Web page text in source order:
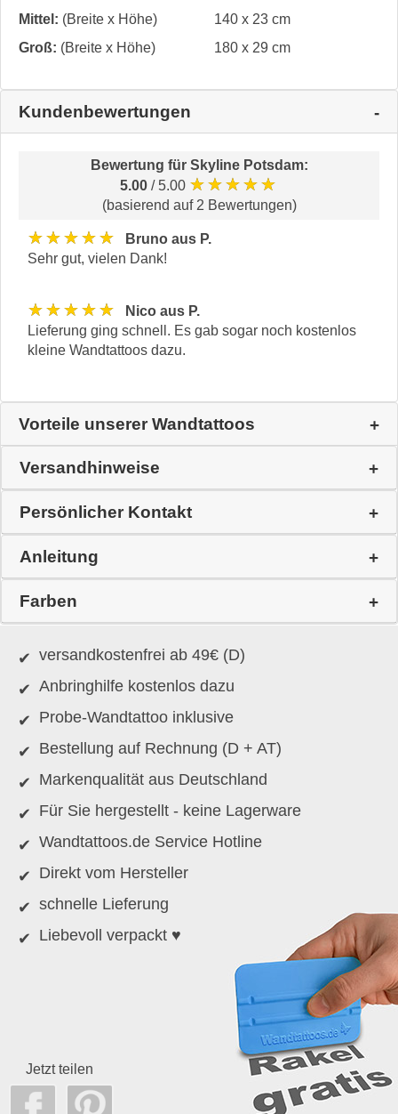
Mittel: (Breite x Höhe)
140 x 23 cm
Groß: (Breite x Höhe) 180 x 29 cm
Kundenbewertungen
Bewertung für Skyline Potsdam:
5.00 / 5.00 ★★★★★
(basierend auf 2 Bewertungen)
★★★★★
Bruno aus P.
Sehr gut, vielen Dank!
★★★★★
Nico aus P.
Lieferung ging schnell. Es gab sogar noch kostenlos
kleine Wandtattoos dazu.
Vorteile unserer Wandtattoos
Versandhinweise
Persönlicher Kontakt
Anleitung
Farben
versandkostenfrei ab 49€ (D)
Anbringhilfe kostenlos dazu
Probe-Wandtattoo inklusive
Bestellung auf Rechnung (D + AT)
Markenqualität aus Deutschland
Für Sie hergestellt - keine Lagerware
Wandtattoos.de Service Hotline
Direkt vom Hersteller
schnelle Lieferung
Liebevoll verpackt ♥
Jetzt teilen